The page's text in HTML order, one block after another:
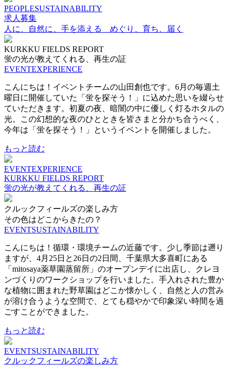
PEOPLESUSTAINABILITY
求人募集
人に、自然に、手を添える めぐり、育ち、届く
KURKKU FIELDS REPORT
蛍の光が教えてくれる、再生の証
EVENTEXPERIENCE
こんにちは！イベントチームの山田創也です。6月の毎週土
曜日に開催していた「蛍を探そう！」に込めた思いを綴らせ
ていただきます。初夏の夜、暗闇の中に優しく灯るホタルの
光。この幻想的な夜のひとときを皆さまと分かち合うべく、
今年は「蛍を探そう！」というイベントを開催しました。
もっと読む
EVENTEXPERIENCE
KURKKU FIELDS REPORT
蛍の光が教えてくれる、再生の証
クルックフィールズの楽しみ方
その色はどこからきたの？
EVENTSUSTAINABILITY
こんにちは！循環・環境チームの近藤です。少し季節は遡り
ますが、4月25日と26日の2日間、千葉県大多喜町にある
「mitosaya薬草園蒸留所」のオープンデイに出店し、クレヨ
ンづくりのワークショップを行いました。手入れされた豊か
な植物に囲まれた野草園はどこか懐かしく、自然と人の営み
が溶け合うような空間で、とても穏やかで印象深い時間を過
ごすことができました。
もっと読む
EVENTSUSTAINABILITY
クルックフィールズの楽しみ方